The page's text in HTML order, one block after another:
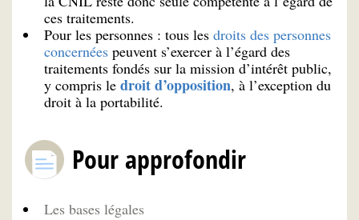
ces traitements.
Pour les personnes : tous les droits des personnes
concernées peuvent s’exercer à l’égard des
traitements fondés sur la mission d’intérêt public,
y compris le droit d’opposition, à l’exception du
droit à la portabilité.
Pour approfondir
Les bases légales